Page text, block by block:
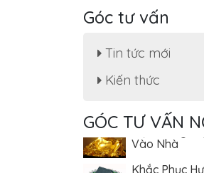
Góc tư vấn
Tin tức mới
Kiến thức
GÓC TƯ VẤN
Phong thủy
khiến nhà
Mẹo Mang
Vào Nhà
Không Tốt